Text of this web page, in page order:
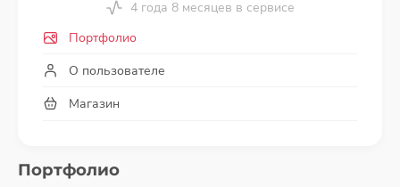
4 года 8 месяцев в сервисе
Портфолио
О пользователе
Магазин
Портфолио